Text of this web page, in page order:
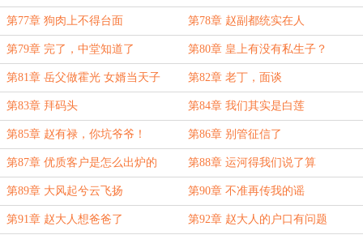
第77章 狗肉上不得台面 第78章 赵副都统实在人
第79章 完了，中堂知道了 第80章 皇上有没有私生子？
第81章 岳父做霍光 女婿当天子 第82章 老丁，面谈
第83章 拜码头 第84章 我们其实是白莲
第85章 赵有禄，你坑爷爷！ 第86章 别管征信了
第87章 优质客户是怎么出炉的 第88章 运河得我们说了算
第89章 大风起兮云飞扬 第90章 不准再传我的谣
第91章 赵大人想爸爸了 第92章 赵大人的户口有问题